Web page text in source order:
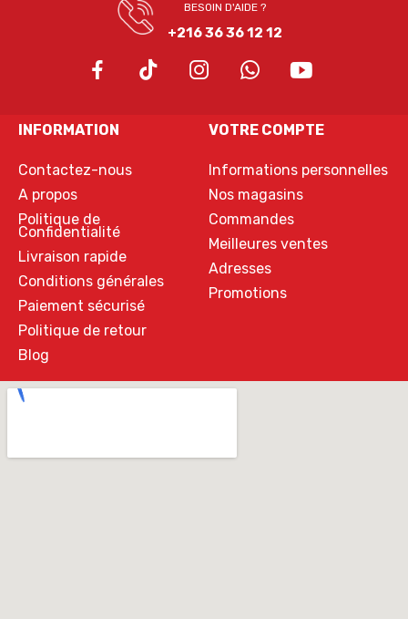
BESOIN D'AIDE ?
+216 36 36 12 12
INFORMATION
Contactez-nous
A propos
Politique de
Confidentialité
Livraison rapide
Conditions générales
Paiement sécurisé
Politique de retour
Blog
VOTRE COMPTE
Informations personnelles
Nos magasins
Commandes
Meilleures ventes
Adresses
Promotions